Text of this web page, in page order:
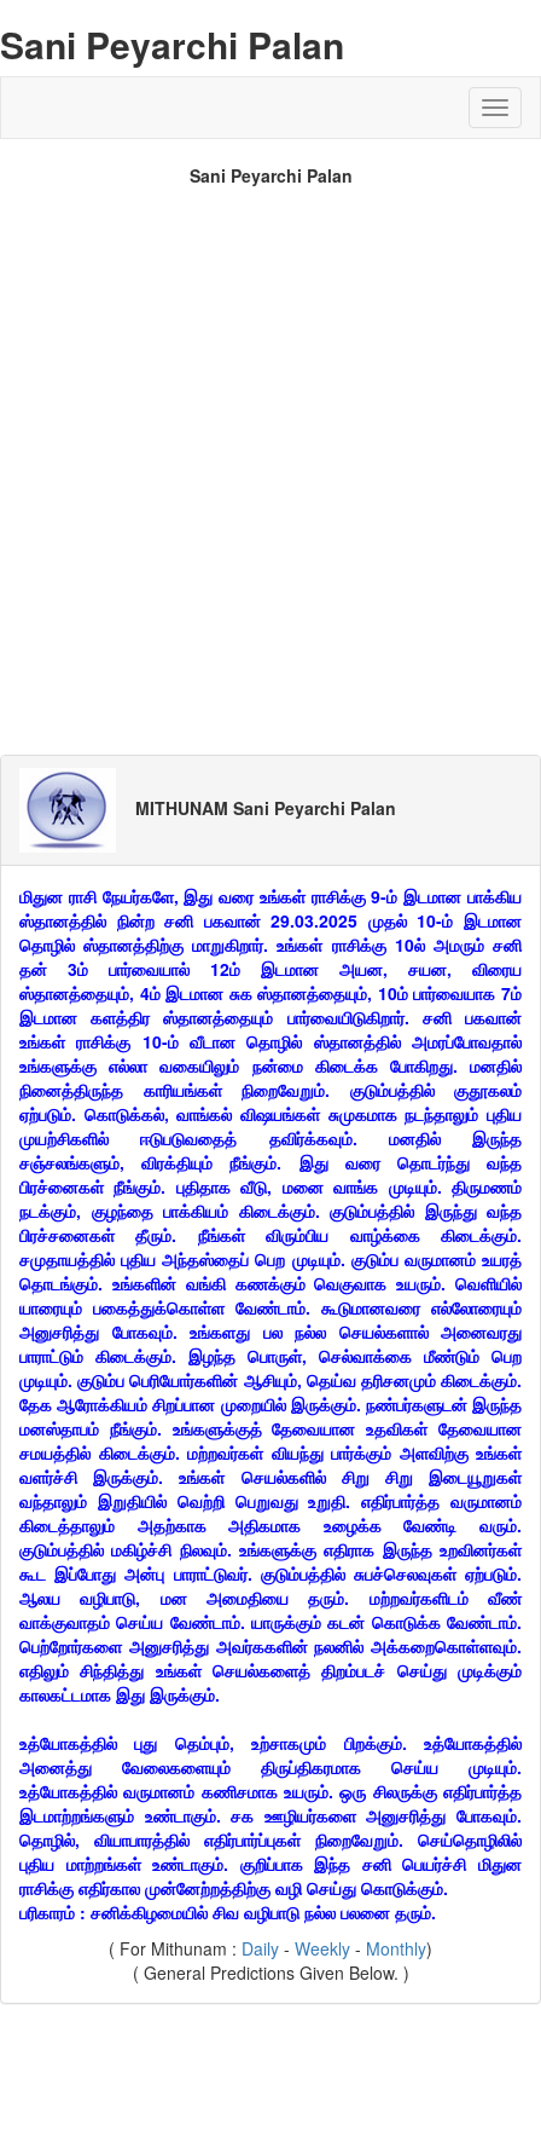
Sani Peyarchi Palan
Sani Peyarchi Palan
MITHUNAM Sani Peyarchi Palan
மிதுன ராசி நேயர்களே, இது வரை உங்கள் ராசிக்கு 9-ம் இடமான பாக்கிய
ஸ்தானத்தில் நின்ற சனி பகவான் 29.03.2025 முதல் 10-ம் இடமான
தொழில் ஸ்தானத்திற்கு மாறுகிறார். உங்கள் ராசிக்கு 10ல் அமரும் சனி
தன் 3ம் பார்வையால் 12ம் இடமான அயன, சயன, விரைய
ஸ்தானத்தையும், 4ம் இடமான சுக ஸ்தானத்தையும், 10ம் பார்வையாக 7ம்
இடமான களத்திர ஸ்தானத்தையும் பார்வையிடுகிறார். சனி பகவான்
உங்கள் ராசிக்கு 10-ம் வீடான தொழில் ஸ்தானத்தில் அமரப்போவதால்
உங்களுக்கு எல்லா வகையிலும் நன்மை கிடைக்க போகிறது. மனதில்
நினைத்திருந்த காரியங்கள் நிறைவேறும். குடும்பத்தில் குதூகலம்
ஏற்படும். கொடுக்கல், வாங்கல் விஷயங்கள் சுமுகமாக நடந்தாலும் புதிய
முயற்சிகளில் ஈடுபடுவதைத் தவிர்க்கவும். மனதில் இருந்த
சஞ்சலங்களும், விரக்தியும் நீங்கும். இது வரை தொடர்ந்து வந்த
பிரச்னைகள் நீங்கும். புதிதாக வீடு, மனை வாங்க முடியும். திருமணம்
நடக்கும், குழந்தை பாக்கியம் கிடைக்கும். குடும்பத்தில் இருந்து வந்த
பிரச்சனைகள் தீரும். நீங்கள் விரும்பிய வாழ்க்கை கிடைக்கும்.
சமுதாயத்தில் புதிய அந்தஸ்தைப் பெற முடியும். குடும்ப வருமானம் உயரத்
தொடங்கும். உங்களின் வங்கி கணக்கும் வெகுவாக உயரும். வெளியில்
யாரையும் பகைத்துக்கொள்ள வேண்டாம். கூடுமானவரை எல்லோரையும்
அனுசரித்து போகவும். உங்களது பல நல்ல செயல்களால் அனைவரது
பாராட்டும் கிடைக்கும். இழந்த பொருள், செல்வாக்கை மீண்டும் பெற
முடியும். குடும்ப பெரியோர்களின் ஆசியும், தெய்வ தரிசனமும் கிடைக்கும்.
தேக ஆரோக்கியம் சிறப்பான முறையில் இருக்கும். நண்பர்களுடன் இருந்த
மனஸ்தாபம் நீங்கும். உங்களுக்குத் தேவையான உதவிகள் தேவையான
சமயத்தில் கிடைக்கும். மற்றவர்கள் வியந்து பார்க்கும் அளவிற்கு உங்கள்
வளர்ச்சி இருக்கும். உங்கள் செயல்களில் சிறு சிறு இடையூறுகள்
வந்தாலும் இறுதியில் வெற்றி பெறுவது உறுதி. எதிர்பார்த்த வருமானம்
கிடைத்தாலும் அதற்காக அதிகமாக உழைக்க வேண்டி வரும்.
குடும்பத்தில் மகிழ்ச்சி நிலவும். உங்களுக்கு எதிராக இருந்த உறவினர்கள்
கூட இப்போது அன்பு பாராட்டுவர். குடும்பத்தில் சுபச்செலவுகள் ஏற்படும்.
ஆலய வழிபாடு, மன அமைதியை தரும். மற்றவர்களிடம் வீண்
வாக்குவாதம் செய்ய வேண்டாம். யாருக்கும் கடன் கொடுக்க வேண்டாம்.
பெற்றோர்களை அனுசரித்து அவர்ககளின் நலனில் அக்கறைகொள்ளவும்.
எதிலும் சிந்தித்து உங்கள் செயல்களைத் திறம்படச் செய்து முடிக்கும்
காலகட்டமாக இது இருக்கும்.
உத்யோகத்தில் புது தெம்பும், உற்சாகமும் பிறக்கும். உத்யோகத்தில்
அனைத்து வேலைகளையும் திருப்திகரமாக செய்ய முடியும்.
உத்யோகத்தில் வருமானம் கணிசமாக உயரும். ஒரு சிலருக்கு எதிர்பார்த்த
இடமாற்றங்களும் உண்டாகும். சக ஊழியர்களை அனுசரித்து போகவும்.
தொழில், வியாபாரத்தில் எதிர்பார்ப்புகள் நிறைவேறும். செய்தொழிலில்
புதிய மாற்றங்கள் உண்டாகும். குறிப்பாக இந்த சனி பெயர்ச்சி மிதுன
ராசிக்கு எதிர்கால முன்னேற்றத்திற்கு வழி செய்து கொடுக்கும்.
பரிகாரம் : சனிக்கிழமையில் சிவ வழிபாடு நல்ல பலனை தரும்.
( For Mithunam : Daily - Weekly - Monthly)
( General Predictions Given Below. )